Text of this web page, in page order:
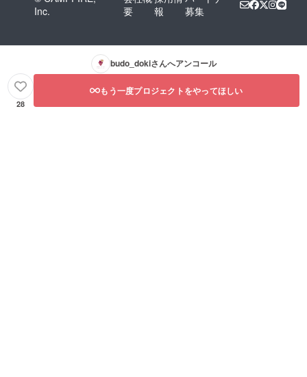
Inc.
要
報
募集
budo_dokiさんへアンコール
28
もう一度プロジェクトをやってほしい